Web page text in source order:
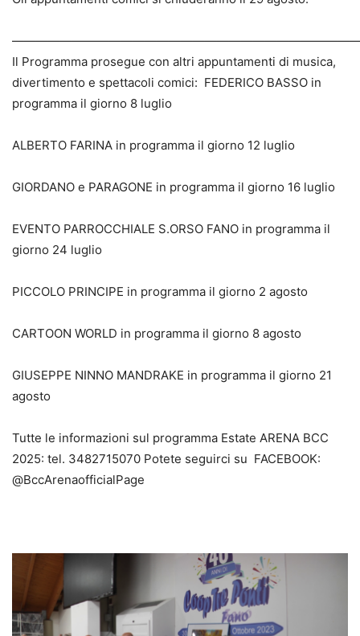
Il Programma prosegue con altri appuntamenti di musica,
divertimento e spettacoli comici: FEDERICO BASSO in
programma il giorno 8 luglio
ALBERTO FARINA in programma il giorno 12 luglio
GIORDANO e PARAGONE in programma il giorno 16 luglio
EVENTO PARROCCHIALE S.ORSO FANO in programma il
giorno 24 luglio
PICCOLO PRINCIPE in programma il giorno 2 agosto
CARTOON WORLD in programma il giorno 8 agosto
GIUSEPPE NINNO MANDRAKE in programma il giorno 21
agosto
Tutte le informazioni sul programma Estate ARENA BCC
2025: tel. 3482715070 Potete seguirci su FACEBOOK:
@BccArenaofficialPage